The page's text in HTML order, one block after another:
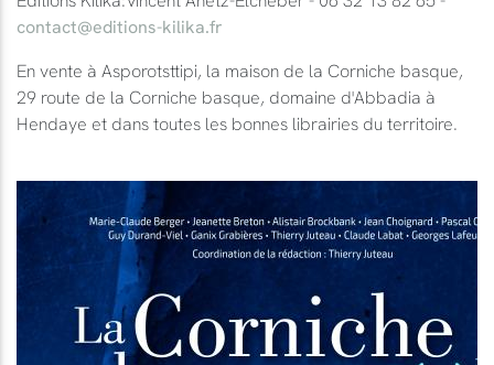
contact@editions-kilika.fr
En vente à Asporotsttipi, la maison de la Corniche basque,
29 route de la Corniche basque, domaine d'Abbadia à
Hendaye et dans toutes les bonnes librairies du territoire.